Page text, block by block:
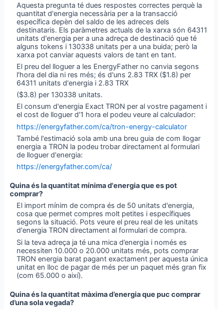
Aquesta pregunta té dues respostes correctes perquè la
quantitat d'energia necessària per a la transacció
específica depèn del saldo de les adreces dels
destinataris. Els paràmetres actuals de la xarxa són 64311
unitats d'energia per a una adreça de destinació que té
alguns tokens i 130338 unitats per a una buida; però la
xarxa pot canviar aquests valors de tant en tant.
El preu del lloguer a les EnergyFather no canvia segons
l'hora del dia ni res més; és d'uns 2.83 TRX ($1.8) per
64311 unitats d'energia i 2.83 TRX
($3.8) per 130338 unitats.
El consum d'energia Exact TRON per al vostre pagament i
el cost de lloguer d'1 hora el podeu veure al calculador:
https://energyfather.com/ca/tron-energy-calculator
També l'estimació sola amb una breu guia de com llogar
energia a TRON la podeu trobar directament al formulari
de lloguer d'energia:
https://energyfather.com/ca/
Quina és la quantitat mínima d'energia que es pot
comprar?
El import mínim de compra és de 50 unitats d'energia,
cosa que permet compres molt petites i específiques
segons la situació. Pots veure el preu real de les unitats
d'energia TRON directament al formulari de compra.
Si la teva adreça ja té una mica d’energia i només es
necessiten 10.000 o 20.000 unitats més, pots comprar
TRON energia barat pagant exactament per aquesta única
unitat en lloc de pagar de més per un paquet més gran fix
(com 65.000 o així).
Quina és la quantitat màxima d’energia que puc comprar
d’una sola vegada?